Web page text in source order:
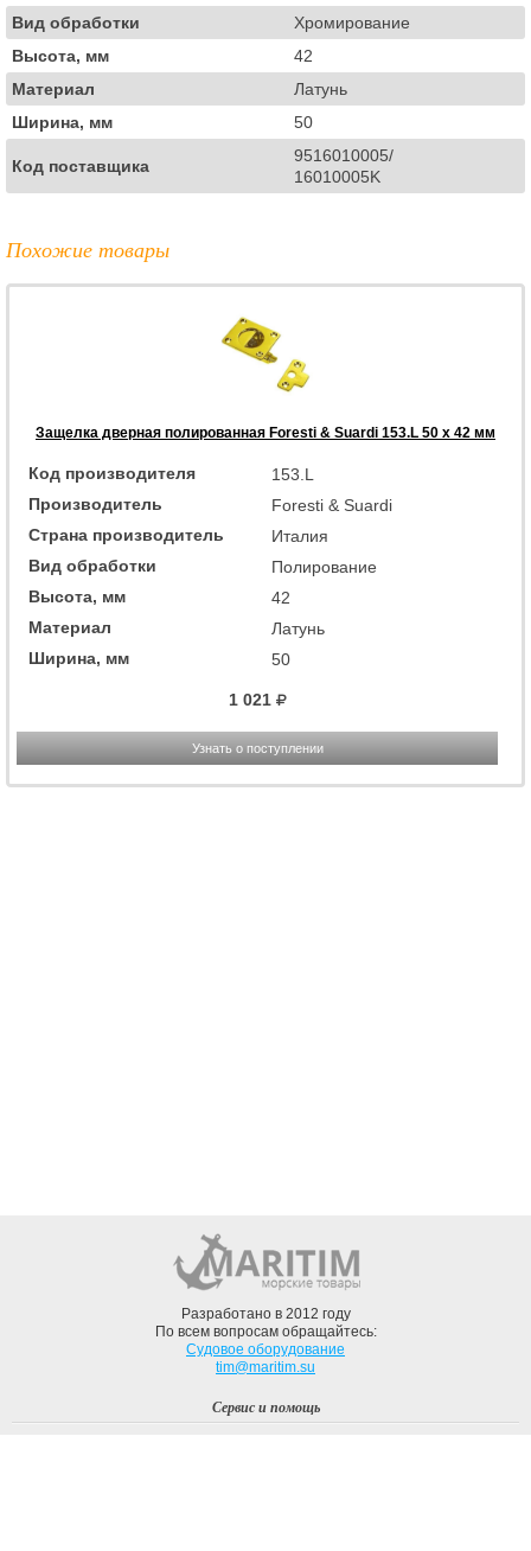
Вид обработки
Хромирование
Высота, мм
42
Материал
Латунь
Ширина, мм
50
Код поставщика
9516010005/
16010005K
Похожие товары
Защелка дверная полированная Foresti & Suardi 153.L 50 x 42 мм
Код производителя
153.L
Производитель
Foresti & Suardi
Страна производитель
Италия
Вид обработки
Полирование
Высота, мм
42
Материал
Латунь
Ширина, мм
50
1 021
Узнать о поступлении
Разработано в 2012 году
По всем вопросам обращайтесь:
Судовое оборудование
tim@maritim.su
Сервис и помощь